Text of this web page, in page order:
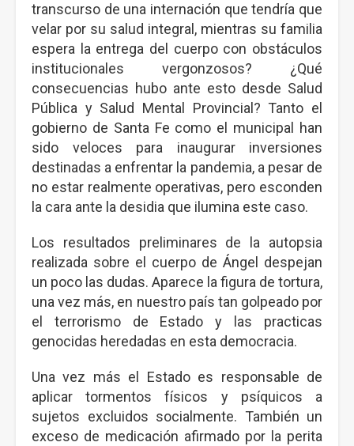
transcurso de una internación que tendría que
velar por su salud integral, mientras su familia
espera la entrega del cuerpo con obstáculos
institucionales vergonzosos? ¿Qué
consecuencias hubo ante esto desde Salud
Pública y Salud Mental Provincial? Tanto el
gobierno de Santa Fe como el municipal han
sido veloces para inaugurar inversiones
destinadas a enfrentar la pandemia, a pesar de
no estar realmente operativas, pero esconden
la cara ante la desidia que ilumina este caso.
Los resultados preliminares de la autopsia
realizada sobre el cuerpo de Ángel despejan
un poco las dudas. Aparece la figura de tortura,
una vez más, en nuestro país tan golpeado por
el terrorismo de Estado y las practicas
genocidas heredadas en esta democracia.
Una vez más el Estado es responsable de
aplicar tormentos físicos y psíquicos a
sujetos excluidos socialmente. También un
exceso de medicación afirmado por la perita